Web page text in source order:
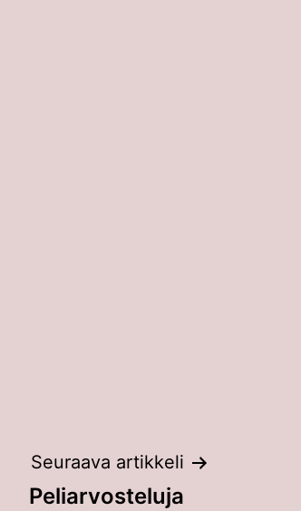
Seuraava artikkeli
Peliarvosteluja